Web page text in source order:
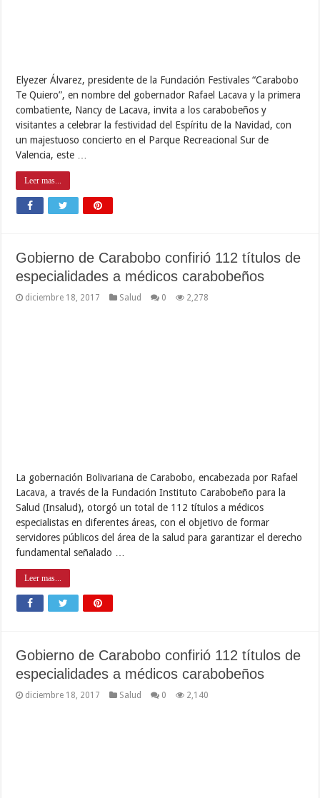
Elyezer Álvarez, presidente de la Fundación Festivales “Carabobo
Te Quiero”, en nombre del gobernador Rafael Lacava y la primera
combatiente, Nancy de Lacava, invita a los carabobeños y
visitantes a celebrar la festividad del Espíritu de la Navidad, con
un majestuoso concierto en el Parque Recreacional Sur de
Valencia, este …
Leer mas...
Gobierno de Carabobo confirió 112 títulos de
especialidades a médicos carabobeños
diciembre 18, 2017 Salud 0 2,278
La gobernación Bolivariana de Carabobo, encabezada por Rafael
Lacava, a través de la Fundación Instituto Carabobeño para la
Salud (Insalud), otorgó un total de 112 títulos a médicos
especialistas en diferentes áreas, con el objetivo de formar
servidores públicos del área de la salud para garantizar el derecho
fundamental señalado …
Leer mas...
Gobierno de Carabobo confirió 112 títulos de
especialidades a médicos carabobeños
diciembre 18, 2017 Salud 0 2,140